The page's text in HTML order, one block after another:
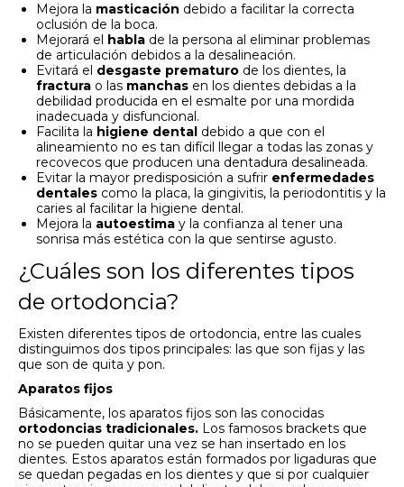
Mejora la masticación debido a facilitar la correcta
oclusión de la boca.
Mejorará el habla de la persona al eliminar problemas
de articulación debidos a la desalineación.
Evitará el desgaste prematuro de los dientes, la
fractura o las manchas en los dientes debidas a la
debilidad producida en el esmalte por una mordida
inadecuada y disfuncional.
Facilita la higiene dental debido a que con el
alineamiento no es tan difícil llegar a todas las zonas y
recovecos que producen una dentadura desalineada.
Evitar la mayor predisposición a sufrir enfermedades
dentales como la placa, la gingivitis, la periodontitis y la
caries al facilitar la higiene dental.
Mejora la autoestima y la confianza al tener una
sonrisa más estética con la que sentirse agusto.
¿Cuáles son los diferentes tipos
de ortodoncia?
Existen diferentes tipos de ortodoncia, entre las cuales
distinguimos dos tipos principales: las que son fijas y las
que son de quita y pon.
Aparatos fijos
Básicamente, los aparatos fijos son las conocidas
ortodoncias tradicionales. Los famosos brackets que
no se pueden quitar una vez se han insertado en los
dientes. Estos aparatos están formados por ligaduras que
se quedan pegadas en los dientes y que si por cualquier